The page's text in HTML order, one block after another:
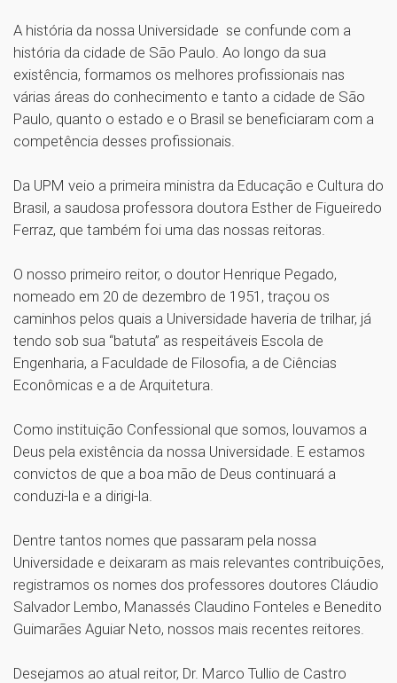
A história da nossa Universidade se confunde com a
história da cidade de São Paulo. Ao longo da sua
existência, formamos os melhores profissionais nas
várias áreas do conhecimento e tanto a cidade de São
Paulo, quanto o estado e o Brasil se beneficiaram com a
competência desses profissionais.
Da UPM veio a primeira ministra da Educação e Cultura do
Brasil, a saudosa professora doutora Esther de Figueiredo
Ferraz, que também foi uma das nossas reitoras.
O nosso primeiro reitor, o doutor Henrique Pegado,
nomeado em 20 de dezembro de 1951, traçou os
caminhos pelos quais a Universidade haveria de trilhar, já
tendo sob sua “batuta” as respeitáveis Escola de
Engenharia, a Faculdade de Filosofia, a de Ciências
Econômicas e a de Arquitetura.
Como instituição Confessional que somos, louvamos a
Deus pela existência da nossa Universidade. E estamos
convictos de que a boa mão de Deus continuará a
conduzi-la e a dirigi-la.
Dentre tantos nomes que passaram pela nossa
Universidade e deixaram as mais relevantes contribuições,
registramos os nomes dos professores doutores Cláudio
Salvador Lembo, Manassés Claudino Fonteles e Benedito
Guimarães Aguiar Neto, nossos mais recentes reitores.
Desejamos ao atual reitor, Dr. Marco Tullio de Castro